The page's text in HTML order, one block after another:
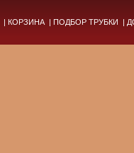
| КОРЗИНА | ПОДБОР ТРУБКИ |